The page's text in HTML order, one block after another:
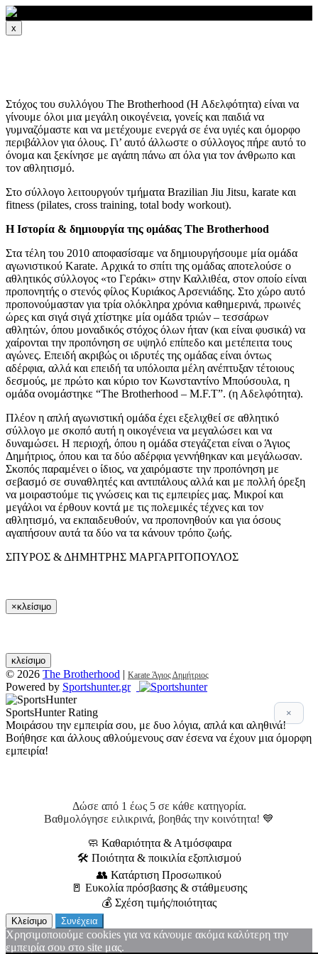
x
Στόχος του συλλόγου The Brotherhood (Η Αδελφότητα) είναι να
γίνουμε όλοι μια μεγάλη οικογένεια, γονείς και παιδιά να
γυμναζόμαστε και να μετέχουμε ενεργά σε ένα υγιές και όμορφο
περιβάλλον για όλους. Γι’ αυτό άλλωστε ο σύλλογος πήρε αυτό το
όνομα και ξεκίνησε με αγάπη πάνω απ όλα για τον άνθρωπο και
τον αθλητισμό.
Στο σύλλογο λειτουργούν τμήματα Brazilian Jiu Jitsu, karate και
fitness (pilates, cross training, total body workout).
Η Ιστορία & δημιουργία της ομάδας The Brotherhood
Στα τέλη του 2010 αποφασίσαμε να δημιουργήσουμε μία ομάδα
αγωνιστικού Karate. Αρχικά το σπίτι της ομάδας αποτελούσε ο
αθλητικός σύλλογος «το Γεράκι» στην Καλλιθέα, στον οποίο είναι
προπονητής ο στενός φίλος Κυριάκος Αρσενιάδης. Στο χώρο αυτό
προπονούμασταν για τρία ολόκληρα χρόνια καθημερινά, πρωινές
ώρες και σιγά σιγά χτίστηκε μία ομάδα τριών – τεσσάρων
αθλητών, όπου μοναδικός στόχος όλων ήταν (και είναι φυσικά) να
χαίρονται την προπόνηση σε υψηλό επίπεδο και μετέπειτα τους
αγώνες. Επειδή ακριβώς οι ιδρυτές της ομάδας είναι όντως
αδέρφια, αλλά και επειδή τα υπόλοιπα μέλη ανέπτυξαν τέτοιους
δεσμούς, με πρώτο και κύριο τον Κωνσταντίνο Μπούσουλα, η
ομάδα ονομάστηκε “The Brotherhood – M.F.T”. (η Αδελφότητα).
Πλέον η απλή αγωνιστική ομάδα έχει εξελιχθεί σε αθλητικό
σύλλογο με σκοπό αυτή η οικογένεια να μεγαλώσει και να
δυναμώσει. Η περιοχή, όπου η ομάδα στεγάζεται είναι ο Άγιος
Δημήτριος, όπου και τα δύο αδέρφια γεννήθηκαν και μεγάλωσαν.
Σκοπός παραμένει ο ίδιος, να χαιρόμαστε την προπόνηση με
σεβασμό σε συναθλητές και αντιπάλους αλλά και με πολλή όρεξη
να μοιραστούμε τις γνώσεις και τις εμπειρίες μας. Μικροί και
μεγάλοι να έρθουν κοντά με τις πολεμικές τέχνες και τον
αθλητισμό, να εκπαιδευθούν, να προπονηθούν και για όσους
αγαπήσουν αυτά τα δύο να τα κάνουν τρόπο ζωής.
ΣΠΥΡΟΣ & ΔΗΜΗΤΡΗΣ ΜΑΡΓΑΡΙΤΟΠΟΥΛΟΣ
×κλείσιμο
κλείσιμο
© 2026 The Brotherhood | Karate Άγιος Δημήτριος
Powered by Sportshunter.gr
×
SportsHunter Rating
Μοιράσου την εμπειρία σου, με δυο λόγια, απλά και αληθινά!
Βοήθησε και άλλους αθλούμενους σαν έσενα να έχουν μια όμορφη
εμπειρία!
Δώσε από 1 έως 5 σε κάθε κατηγορία.
Βαθμολόγησε ειλικρινά, βοηθάς την κοινότητα! 💙
🧼 Καθαριότητα & Ατμόσφαιρα
🛠 Ποιότητα & ποικιλία εξοπλισμού
👥 Κατάρτιση Προσωπικού
🚪 Ευκολία πρόσβασης & στάθμευσης
💰 Σχέση τιμής/ποιότητας
Κλείσιμο Συνέχεια
Χρησιμοποιούμε cookies για να κάνουμε ακόμα καλύτερη την
εμπειρία σου στο site μας.